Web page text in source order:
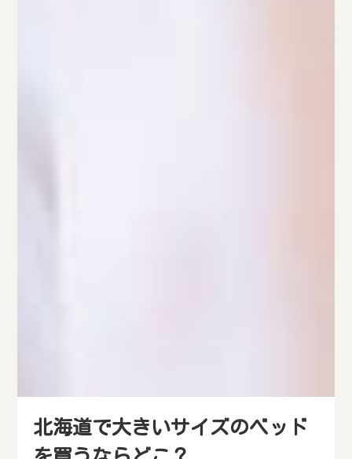
北海道で大きいサイズのベッド